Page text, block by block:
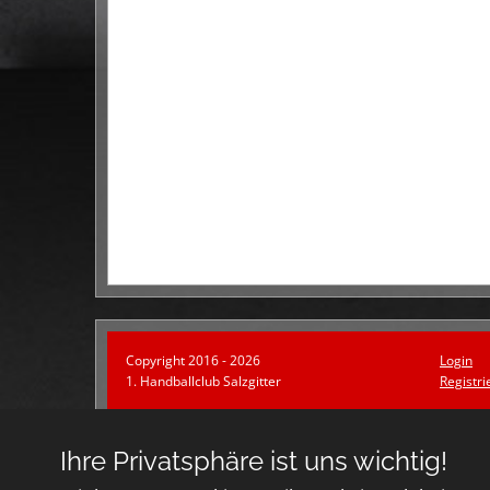
Copyright 2016 - 2026
1. Handballclub Salzgitter
Login